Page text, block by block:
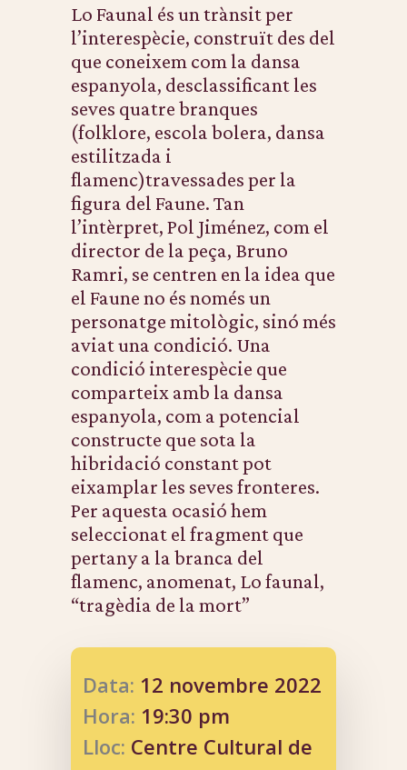
Lo Faunal és un trànsit per
l’interespècie, construït des del
que coneixem com la dansa
espanyola, desclassificant les
seves quatre branques
(folklore, escola bolera, dansa
estilitzada i
flamenc)travessades per la
figura del Faune. Tan
l’intèrpret, Pol Jiménez, com el
director de la peça, Bruno
Ramri, se centren en la idea que
el Faune no és només un
personatge mitològic, sinó més
aviat una condició. Una
condició interespècie que
comparteix amb la dansa
espanyola, com a potencial
constructe que sota la
hibridació constant pot
eixamplar les seves fronteres.
Per aquesta ocasió hem
seleccionat el fragment que
pertany a la branca del
flamenc, anomenat, Lo faunal,
“tragèdia de la mort”
Data: 12 novembre 2022
Hora: 19:30 pm
Lloc: Centre Cultural de